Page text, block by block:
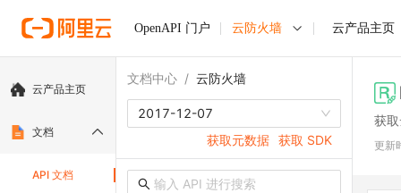
OpenAPI 门户 云防火墙 云产品主页
云产品主页
文档
API 文档
文档中心 / 云防火墙
2017-12-07
获取元数据 获取 SDK
获
更新